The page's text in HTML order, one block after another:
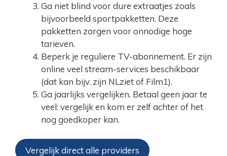
Ga niet blind voor dure extraatjes zoals
bijvoorbeeld sportpakketten. Deze
pakketten zorgen voor onnodige hoge
tarieven.
Beperk je reguliere TV-abonnement. Er zijn
online veel stream-services beschikbaar
(dat kan bijv. zijn NLziet of Film1).
Ga jaarlijks vergelijken. Betaal geen jaar te
veel: vergelijk en kom er zelf achter of het
nog goedkoper kan.
Vergelijk direct alle providers